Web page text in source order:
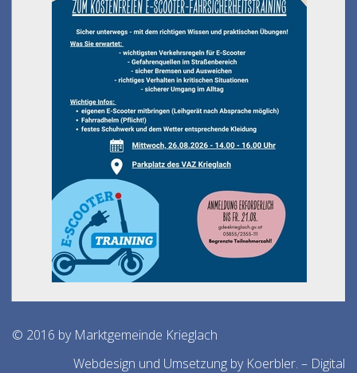
© 2016 by Marktgemeinde Krieglach
Webdesign und Umsetzung by Koerbler. – Digital